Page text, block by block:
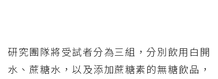
研究團隊將受試者分為三組，分別飲用白開
水、蔗糖水，以及添加蔗糖素的無糖飲品，